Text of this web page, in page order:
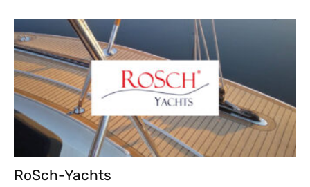
RoSch-Yachts